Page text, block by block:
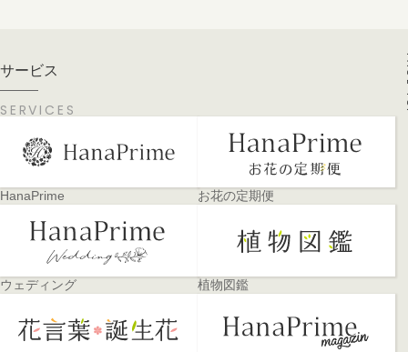
サービス
SERVICES
HanaPrime お花の定期便
ウェディング 植物図鑑